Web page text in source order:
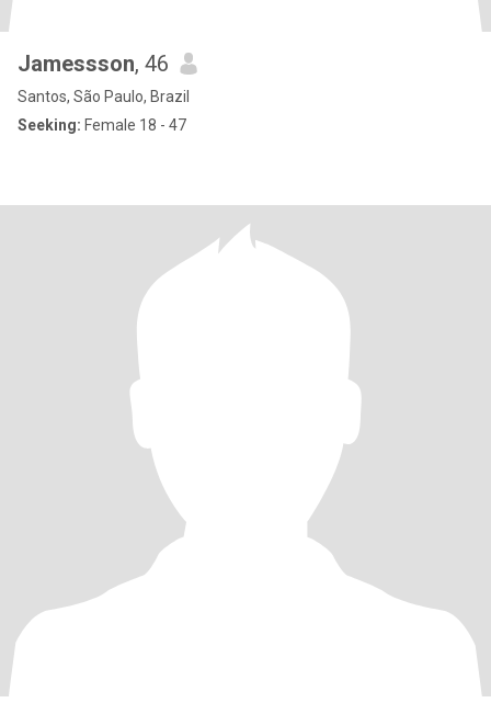
Jamessson, 46
Santos, São Paulo, Brazil
Seeking: Female 18 - 47